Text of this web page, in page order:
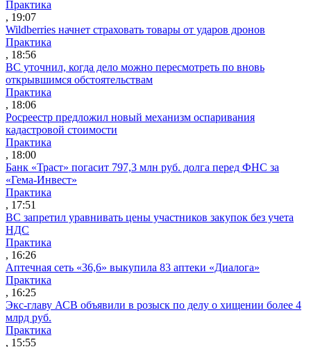
Практика
, 19:07
Wildberries начнет страховать товары от ударов дронов
Практика
, 18:56
ВС уточнил, когда дело можно пересмотреть по вновь
открывшимся обстоятельствам
Практика
, 18:06
Росреестр предложил новый механизм оспаривания
кадастровой стоимости
Практика
, 18:00
Банк «Траст» погасит 797,3 млн руб. долга перед ФНС за
«Гема-Инвест»
Практика
, 17:51
ВС запретил уравнивать цены участников закупок без учета
НДС
Практика
, 16:26
Аптечная сеть «36,6» выкупила 83 аптеки «Диалога»
Практика
, 16:25
Экс-главу АСВ объявили в розыск по делу о хищении более 4
млрд руб.
Практика
, 15:55